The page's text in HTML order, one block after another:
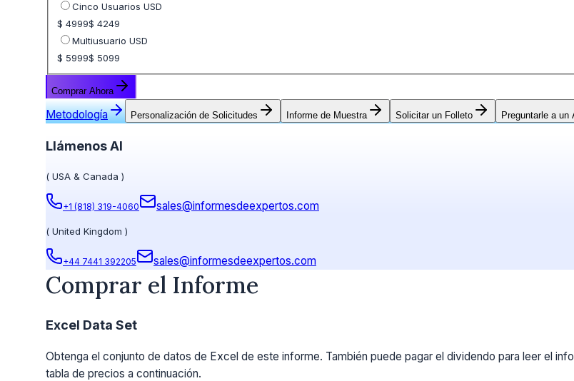
Cinco Usuarios USD
$ 4999$ 4249
Multiusuario USD
$ 5999$ 5099
Comprar Ahora
Metodología Personalización de Solicitudes Informe de Muestra Solicitar un Folleto Preguntarle a un
Llámenos Al
( USA & Canada )
+1 (818) 319-4060 sales@informesdeexpertos.com
( United Kingdom )
+44 7441 392205 sales@informesdeexpertos.com
Comprar el Informe
Excel Data Set
Obtenga el conjunto de datos de Excel de este informe. También puede pagar el dividendo para leer el
tabla de precios a continuación.